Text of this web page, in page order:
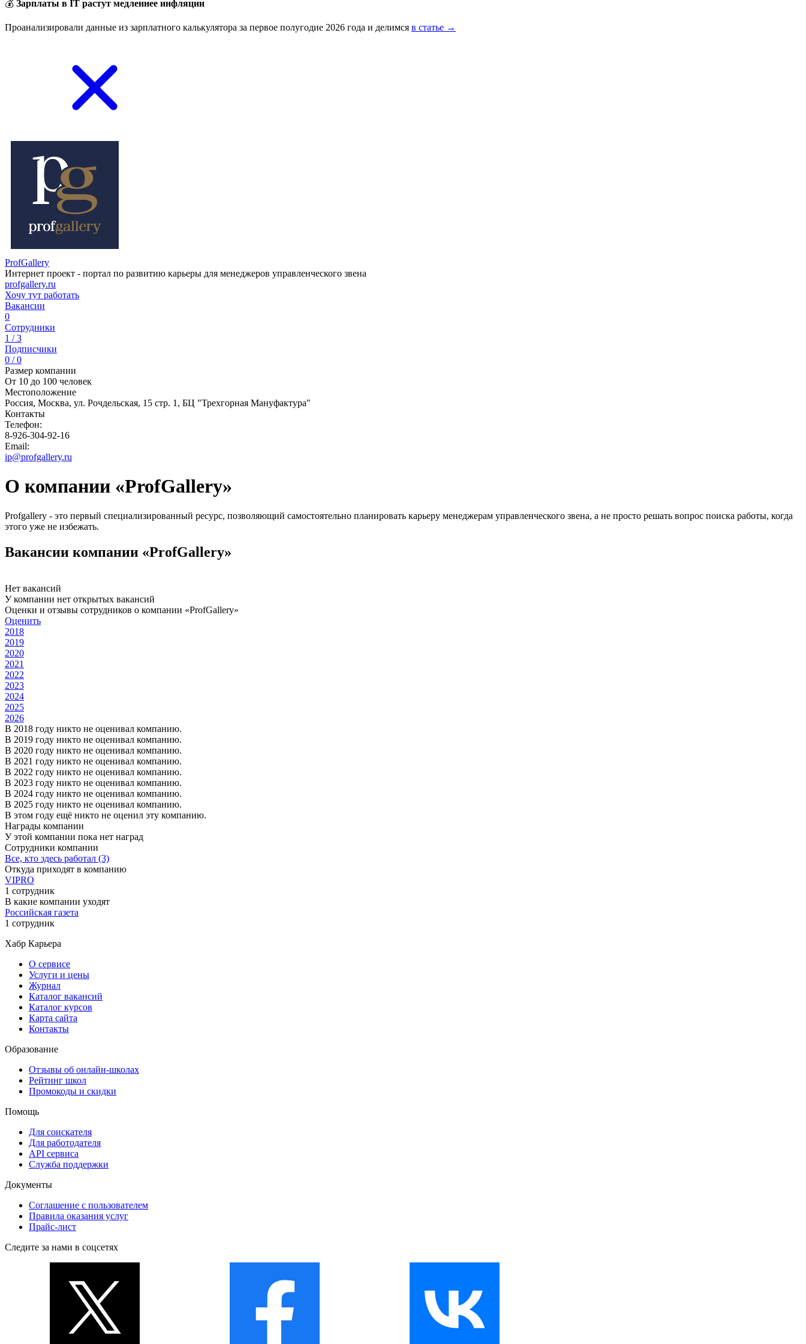
💰 Зарплаты в IT растут медленнее инфляции
Проанализировали данные из зарплатного калькулятора за первое полугодие 2026 года и делимся в статье →
ProfGallery
Интернет проект - портал по развитию карьеры для менеджеров управленческого звена
profgallery.ru
Хочу тут работать
Вакансии
0
Сотрудники
1 / 3
Подписчики
0 / 0
Размер компании
От 10 до 100 человек
Местоположение
Россия, Москва, ул. Рочдельская, 15 стр. 1, БЦ "Трехгорная Мануфактура"
Контакты
Телефон:
8-926-304-92-16
Email:
ip@profgallery.ru
О компании «ProfGallery»
Profgallery - это первый специализированный ресурс, позволяющий самостоятельно планировать карьеру менеджерам управленческого звена, а не просто решать вопрос поиска работы, когда
этого уже не избежать.
Вакансии компании «ProfGallery»
Нет вакансий
У компании нет открытых вакансий
Оценки и отзывы сотрудников о компании «ProfGallery»
Оценить
2018
2019
2020
2021
2022
2023
2024
2025
2026
В 2018 году никто не оценивал компанию.
В 2019 году никто не оценивал компанию.
В 2020 году никто не оценивал компанию.
В 2021 году никто не оценивал компанию.
В 2022 году никто не оценивал компанию.
В 2023 году никто не оценивал компанию.
В 2024 году никто не оценивал компанию.
В 2025 году никто не оценивал компанию.
В этом году ещё никто не оценил эту компанию.
Награды компании
У этой компании пока нет наград
Сотрудники компании
Все, кто здесь работал (3)
Откуда приходят в компанию
VIPRO
1 сотрудник
В какие компании уходят
Российская газета
1 сотрудник
Хабр Карьера
О сервисе
Услуги и цены
Журнал
Каталог вакансий
Каталог курсов
Карта сайта
Контакты
Образование
Отзывы об онлайн-школах
Рейтинг школ
Промокоды и скидки
Помощь
Для соискателя
Для работодателя
API сервиса
Служба поддержки
Документы
Соглашение с пользователем
Правила оказания услуг
Прайс-лист
Следите за нами в соцсетях